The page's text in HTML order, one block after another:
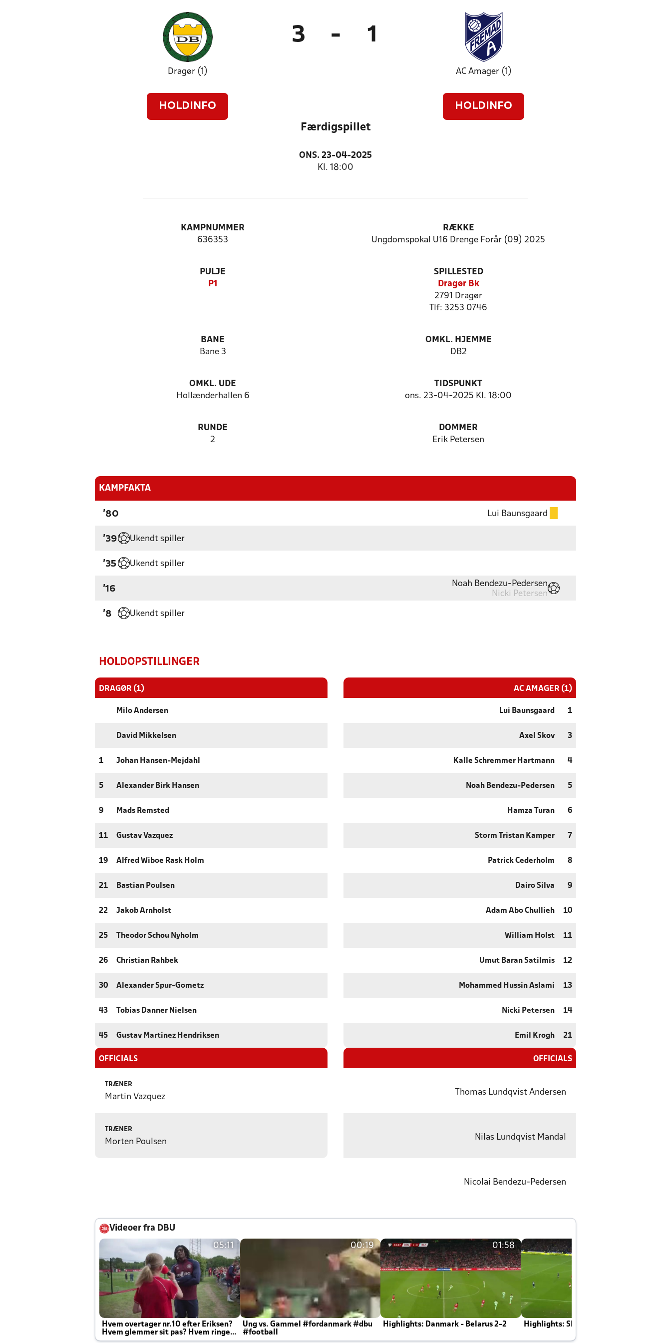
Dragør (1)
HOLDINFO
3 - 1
AC Amager (1)
HOLDINFO
Færdigspillet
ONS. 23-04-2025
Kl. 18:00
KAMPNUMMER
636353
RÆKKE
Ungdomspokal U16 Drenge Forår (09) 2025
PULJE
P1
SPILLESTED
Dragør Bk
2791 Dragør
Tlf: 3253 0746
BANE
Bane 3
OMKL. HJEMME
DB2
OMKL. UDE
Hollænderhallen 6
TIDSPUNKT
ons. 23-04-2025 Kl. 18:00
RUNDE
2
DOMMER
Erik Petersen
KAMPFAKTA
'80 Lui Baunsgaard
'39 Ukendt spiller
'35 Ukendt spiller
'16
Noah Bendezu-Pedersen
Nicki Petersen
'8 Ukendt spiller
HOLDOPSTILLINGER
DRAGØR (1)
Milo Andersen
David Mikkelsen
1 Johan Hansen-Mejdahl
5 Alexander Birk Hansen
9 Mads Remsted
11 Gustav Vazquez
19 Alfred Wiboe Rask Holm
21 Bastian Poulsen
22 Jakob Arnholst
25 Theodor Schou Nyholm
26 Christian Rahbek
30 Alexander Spur-Gometz
43 Tobias Danner Nielsen
45 Gustav Martinez Hendriksen
OFFICIALS
TRÆNER
Martin Vazquez
TRÆNER
Morten Poulsen
AC AMAGER (1)
Lui Baunsgaard 1
Axel Skov 3
Kalle Schremmer Hartmann 4
Noah Bendezu-Pedersen 5
Hamza Turan 6
Storm Tristan Kamper 7
Patrick Cederholm 8
Dairo Silva 9
Adam Abo Chullieh 10
William Holst 11
Umut Baran Satilmis 12
Mohammed Hussin Aslami 13
Nicki Petersen 14
Emil Krogh 21
OFFICIALS
Thomas Lundqvist Andersen
Nilas Lundqvist Mandal
Nicolai Bendezu-Pedersen
Videoer fra DBU
05:11
Hvem overtager nr.10 efter Eriksen?
Hvem glemmer sit pas? Hvem ringer
Joachim altid til efter kampe?
00:19
Ung vs. Gammel #fordanmark #dbu
#football
01:58
Highlights: Danmark - Belarus 2-2 Highlights: Skotland - Danmark 4-2